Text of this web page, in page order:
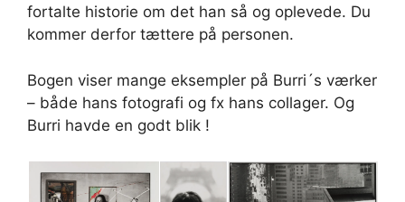
fortalte historie om det han så og oplevede. Du
kommer derfor tættere på personen.
Bogen viser mange eksempler på Burri´s værker
– både hans fotografi og fx hans collager. Og
Burri havde en godt blik !